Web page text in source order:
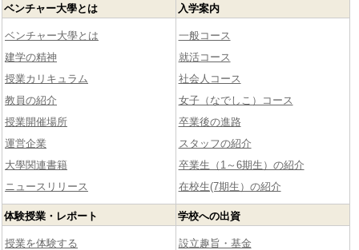
ベンチャー大學とは
ベンチャー大學とは
建学の精神
授業カリキュラム
教員の紹介
授業開催場所
運営企業
大學関連書籍
ニュースリリース
入学案内
一般コース
就活コース
社会人コース
女子（なでしこ）コース
卒業後の進路
スタッフの紹介
卒業生（1～6期生）の紹介
在校生(7期生）の紹介
体験授業・レポート
授業を体験する
学校への出資
設立趣旨・基金